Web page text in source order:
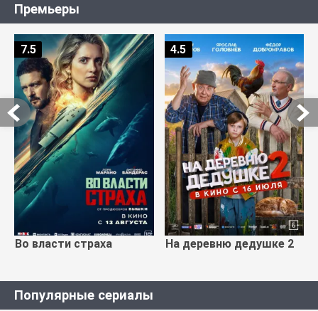
Премьеры
Во власти страха
7.5
На деревню дедушке 2
4.5
Популярные сериалы